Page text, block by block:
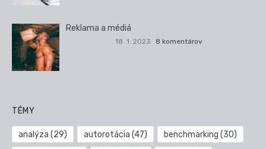
Reklama a médiá
18. 1. 2023 8 komentárov
TÉMY
analýza (29) autorotácia (47) benchmarking (30)